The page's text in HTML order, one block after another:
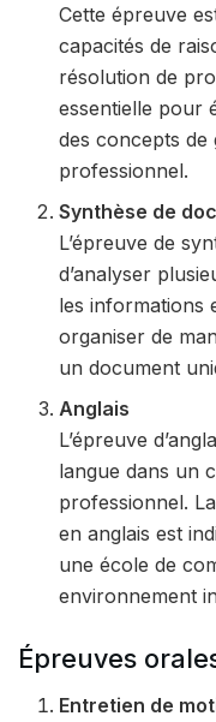
Cette épreuve
capacités de
résolution de
essentielle pour
des concepts de
professionnel.
Synthèse de
L’épreuve de
d’analyser
les informations
organiser de
un document
Anglais
L’épreuve
langue dans un
professionnel.
en anglais est
une école de
environnement
Épreuves
Entretien de